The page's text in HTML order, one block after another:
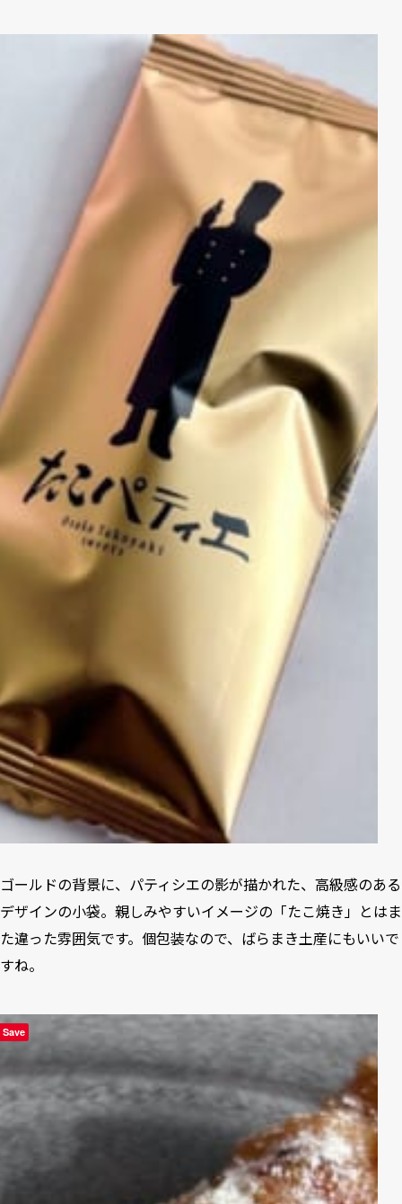
ゴールドの背景に、パティシエの影が描かれた、高級感のある
デザインの小袋。親しみやすいイメージの「たこ焼き」とはま
た違った雰囲気です。個包装なので、ばらまき土産にもいいで
すね。
Save